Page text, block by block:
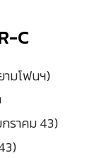
C
มโฟนฯ)
ราคม 43)